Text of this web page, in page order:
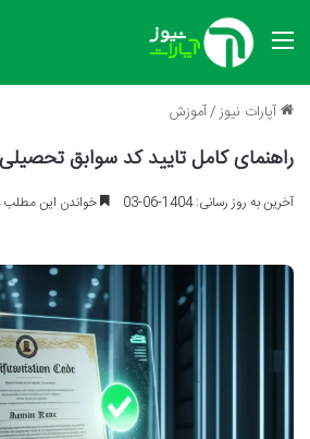
منو
آپارات نیوز/آموزش
راهنمای کامل تایید کد سوابق
آخرین به روز رسانی: 1404-06-03 خواندن این مطلب 14 دقیقه زمان میبرد